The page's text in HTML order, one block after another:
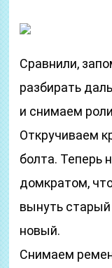
Сравнили,
разбирать
и снимаем
Откручиваем
болта. Теперь
домкратом,
вынуть
новый.
Снимаем